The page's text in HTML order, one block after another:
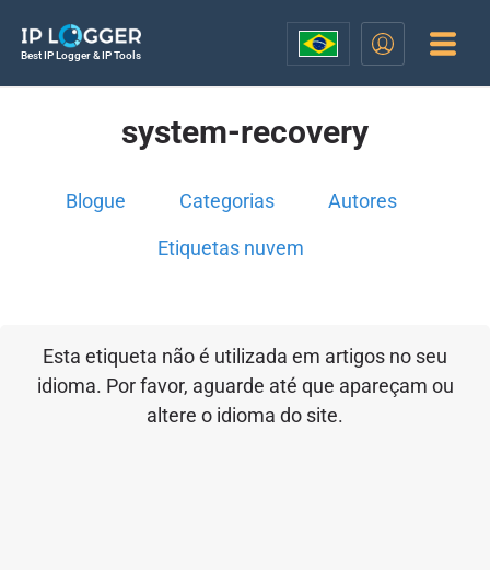
Best IP Logger & IP Tools
system-recovery
Blogue Categorias Autores
Etiquetas nuvem